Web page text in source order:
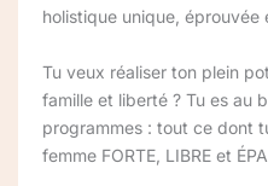
holistique unique, éprouvée
Tu veux réaliser ton plein
famille et liberté ? Tu es au
programmes : tout ce dont
femme FORTE, LIBRE et